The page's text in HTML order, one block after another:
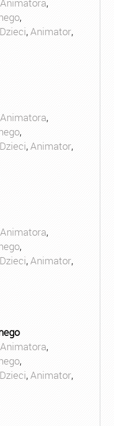
,
,
,Animator,
,
,
,Animator,
,
,
,Animator,
,
,
,Animator,